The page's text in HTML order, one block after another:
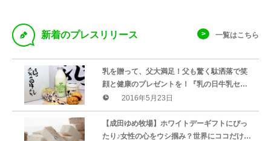
D 新着のプレスリリース 一覧はこちら
乳を贈って、父大満足！父も驚く駄洒落で笑
顔と健康のプレゼントを！『乳の日牛乳セッ
ト』販売のお知らせ
2016年5月23日
【成田ゆめ牧場】ホワイトデーギフトにぴっ
たり♪女性の心をウシ掴み？世界にココだけの